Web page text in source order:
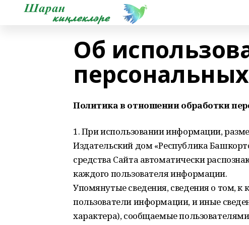
Об
Политика в отношении обработки
1. При использовании информации,
Издательский дом «Республика
средства Сайта автоматически
каждого пользователя информации.
Упомянутые сведения, сведения о том,
пользователи информации, и иные
характера), сообщаемые